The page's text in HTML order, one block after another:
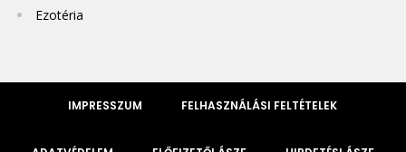
Ezotéria
IMPRESSZUM FELHASZNÁLÁSI FELTÉTELEK